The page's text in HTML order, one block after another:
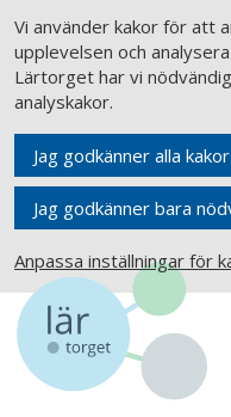
Vi använder kakor för att
upplevelsen och
Lärtorget har vi
analyskakor.
Jag godkänner alla kakor
Jag godkänner bara
Anpassa inställningar för